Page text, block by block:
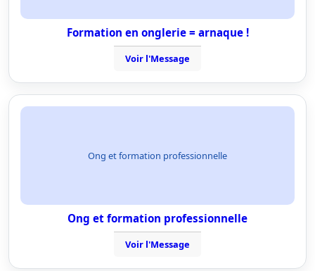
Formation en onglerie = arnaque !
Voir l'Message
Ong et formation professionnelle
Ong et formation professionnelle
Voir l'Message